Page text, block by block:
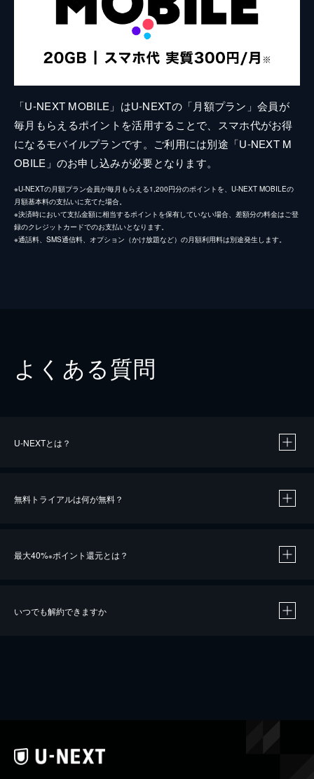
「U-NEXT MOBILE」はU-NEXTの「月額プラン」会員が
毎月もらえるポイントを活用することで、スマホ代がお得
になるモバイルプランです。ご利用には別途「U-NEXT M
OBILE」のお申し込みが必要となります。
※U-NEXTの月額プラン会員が毎月もらえる1,200円分のポイントを、U-NEXT MOBILEの
月額基本料の支払いに充てた場合。
※決済時において支払金額に相当するポイントを保有していない場合、差額分の料金はご登
録のクレジットカードでのお支払いとなります。
※通話料、SMS通信料、オプション（かけ放題など）の月額利用料は別途発生します。
よくある質問
U-NEXTとは？
無料トライアルは何が無料？
最大40%※ポイント還元とは？
いつでも解約できますか